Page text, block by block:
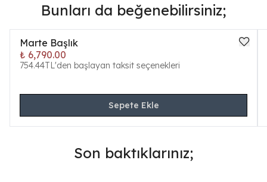
Bunları da beğenebilirsiniz;
Marte Başlık
₺ 6,790.00
754.44TL'den başlayan taksit seçenekleri
Sepete Ekle
Son baktıklarınız;